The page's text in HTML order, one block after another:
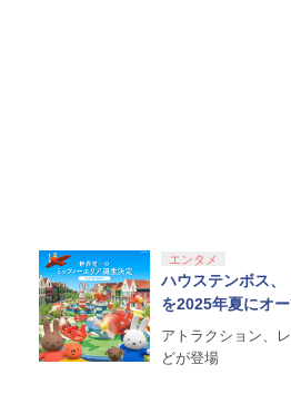
エンタメ
ハウステンボス、
を2025年夏にオ
アトラクション、
どが登場